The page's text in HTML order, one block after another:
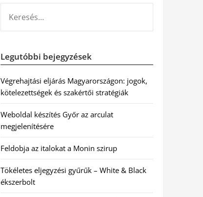
Legutóbbi bejegyzések
Végrehajtási eljárás Magyarországon: jogok,
kötelezettségek és szakértői stratégiák
Weboldal készítés Győr az arculat
megjelenítésére
Feldobja az italokat a Monin szirup
Tökéletes eljegyzési gyűrűk – White & Black
ékszerbolt